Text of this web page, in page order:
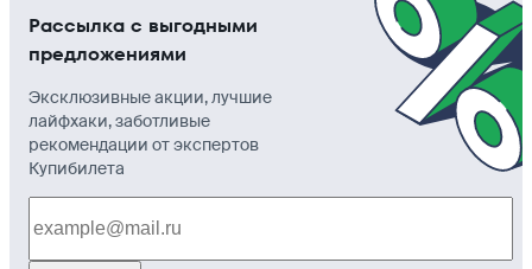
Рассылка с выгодными
предложениями
Эксклюзивные акции, лучшие
лайфхаки, заботливые
рекомендации от экспертов
Купибилета